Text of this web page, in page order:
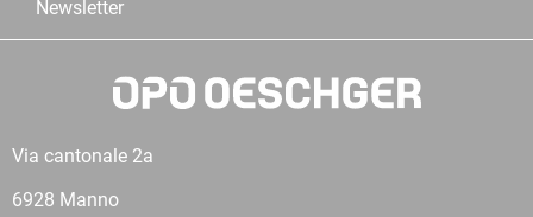
Newsletter
Via cantonale 2a
6928 Manno